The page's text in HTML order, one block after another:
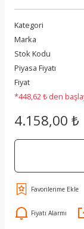
Kategori
Marka
Stok Kodu
Piyasa Fiyatı
Fiyat
*448,62 ₺ den
4.158,00 ₺
Fiyatı Alarmı